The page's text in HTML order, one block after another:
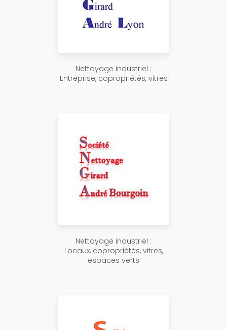
Nettoyage industriel :
Entreprise, copropriétés, vitres
Nettoyage industriel :
Locaux, copropriétés, vitres,
espaces verts